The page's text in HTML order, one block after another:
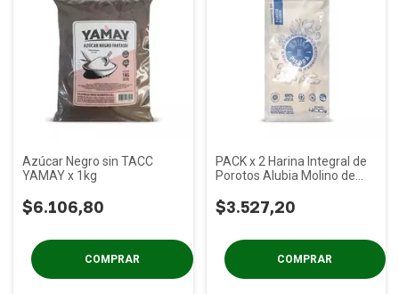
Azúcar Negro sin TACC
YAMAY x 1kg
$6.106,80
PACK x 2 Harina Integral de
Porotos Alubia Molino de
$3.527,20